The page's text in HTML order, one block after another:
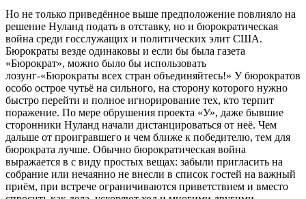
Но не только приведённое выше предположение повлияло на
решение Нуланд подать в отставку, но и бюрократическая
война среди госслужащих и политических элит США.
Бюрократы везде одинаковы и если бы была газета
«Бюрократ», можно было бы использовать
лозунг-«Бюрократы всех стран объединяйтесь!» У бюрократов
особо острое чутьё на сильного, на сторону которого нужно
быстро перейти и полное игнорирование тех, кто терпит
поражение. По мере обрушения проекта «У», даже бывшие
сторонники Нуланд начали дистанцироваться от неё. Чем
дальше от проигравшего и чем ближе к победителю, тем для
бюрократа лучше. Обычно бюрократическая война
выражается в с виду простых вещах: забыли пригласить на
собрание или нечаянно не внесли в список гостей на важный
приём, при встрече ограничиваются приветствием и вместо